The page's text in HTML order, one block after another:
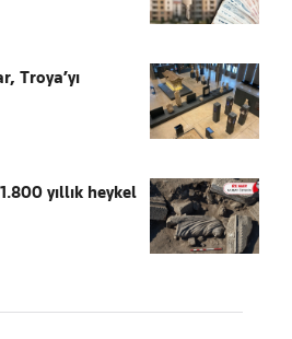
Troya’yı
yıllık heykel